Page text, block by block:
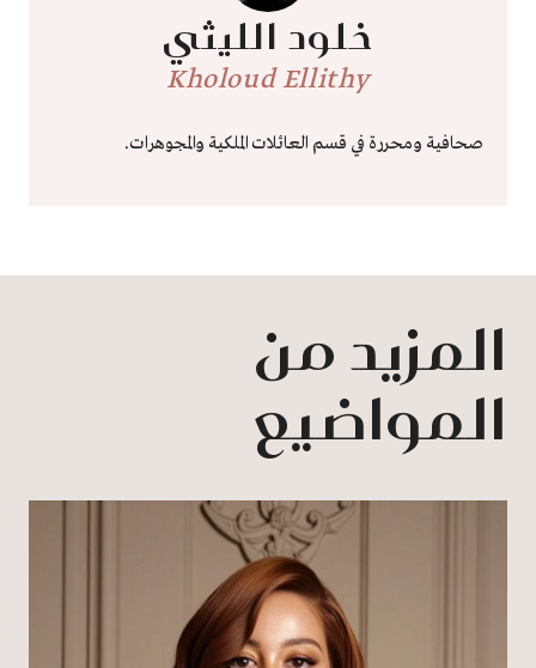
خلود الليثي
Kholoud Ellithy
صحافية ومحررة في قسم العائلات الملكية والمجوهرات.
المزيد من
المواضيع